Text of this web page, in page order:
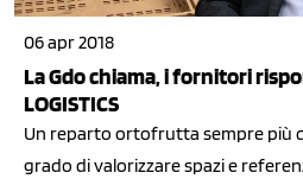
06 apr 2018
La Gdo chiama, i fornitori
LOGISTICS
Un reparto ortofrutta sempre più
grado di valorizzare spazi e